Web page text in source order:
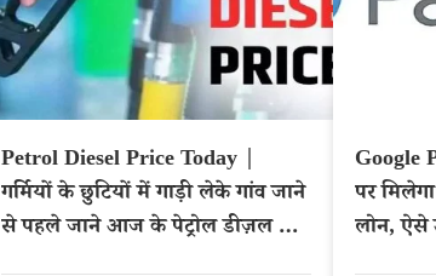
Petrol Diesel Price Today |
गर्मियों के छुटियों में गाड़ी लेके गांव जाने
से पहले जाने आज के पेट्रोल डीज़ल के
Google
पर
लोन, ऐसे